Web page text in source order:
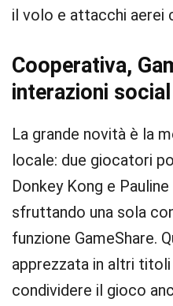
il volo e attacchi aerei
Cooperativa,
interazioni social
La grande novità è la
locale: due giocatori
Donkey Kong e
sfruttando una sola
funzione GameShare.
apprezzata in altri
condividere il gioco